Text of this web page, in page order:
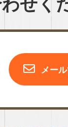
せく
メー